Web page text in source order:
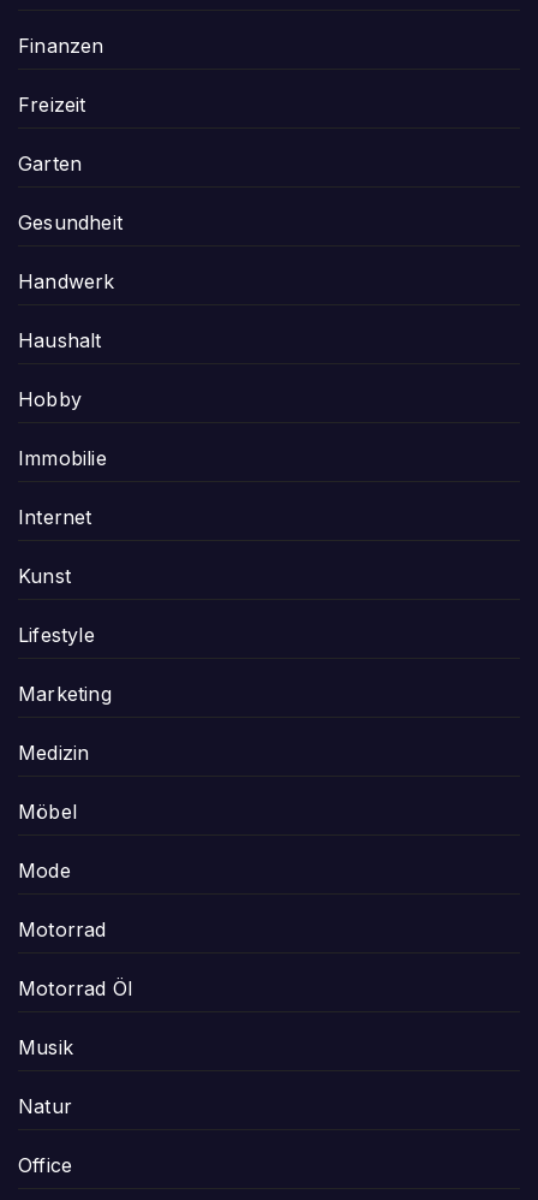
Finanzen
Freizeit
Garten
Gesundheit
Handwerk
Haushalt
Hobby
Immobilie
Internet
Kunst
Lifestyle
Marketing
Medizin
Möbel
Mode
Motorrad
Motorrad Öl
Musik
Natur
Office